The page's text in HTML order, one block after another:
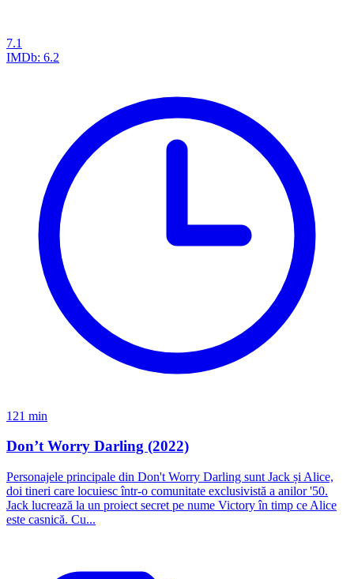
7.1
IMDb: 6.2
121 min
Don’t Worry Darling (2022)
Personajele principale din Don't Worry Darling sunt Jack și Alice,
doi tineri care locuiesc într-o comunitate exclusivistă a anilor '50.
Jack lucrează la un proiect secret pe nume Victory în timp ce Alice
este casnică. Cu...